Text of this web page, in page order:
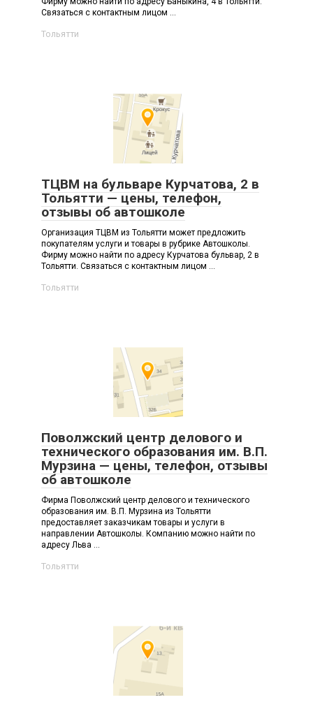
Связаться с контактным лицом ...
Тольятти
ТЦВМ на бульваре Курчатова, 2 в
Тольятти — цены, телефон,
отзывы об автошколе
Организация ТЦВМ из Тольятти может предложить
покупателям услуги и товары в рубрике Автошколы.
Фирму можно найти по адресу Курчатова бульвар, 2 в
Тольятти. Связаться с контактным лицом ...
Тольятти
Поволжский центр делового и
технического образования им. В.П.
Мурзина — цены, телефон, отзывы
об автошколе
Фирма Поволжский центр делового и технического
образования им. В.П. Мурзина из Тольятти
предоставляет заказчикам товары и услуги в
направлении Автошколы. Компанию можно найти по
адресу Льва ...
Тольятти